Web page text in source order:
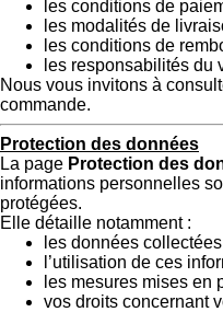
les conditions de
les modalités de
les conditions de
les responsabilités du
Nous vous invitons à
commande.
Protection des données
La page Protection des
informations personnelles
protégées.
Elle détaille notamment :
les données
l’utilisation de ces
les mesures mises en
vos droits concernant